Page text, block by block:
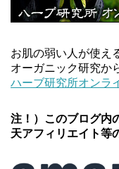
お肌の弱い人が使え
オーガニック研究か
ハーブ研究所オンラ
注！）このブログ内
天アフィリエイト等